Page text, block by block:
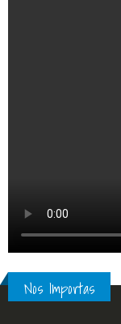
Nos Importas